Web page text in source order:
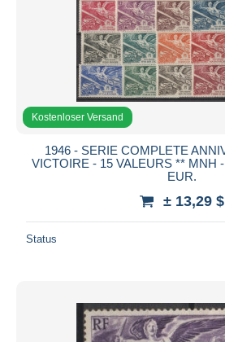
Kostenloser Versand
1946 - SERIE COMPLETE
VICTOIRE - 15 VALEURS ** MNH
EUR.
± 13,29 $
Status